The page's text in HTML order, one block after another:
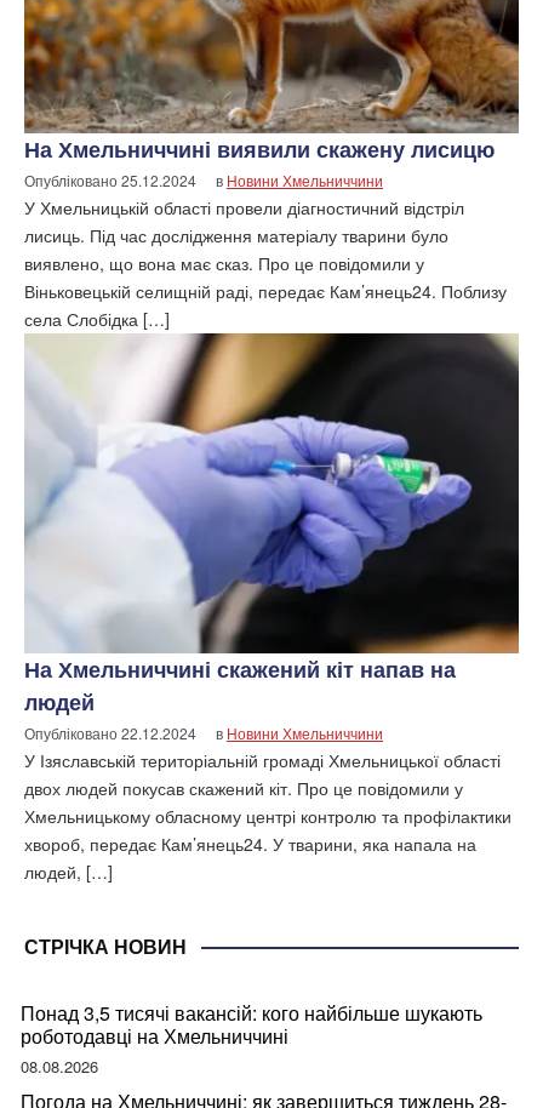
На Хмельниччині виявили скажену лисицю
Опубліковано25.12.2024 в Новини Хмельниччини
У Хмельницькій області провели діагностичний відстріл
лисиць. Під час дослідження матеріалу тварини було
виявлено, що вона має сказ. Про це повідомили у
Віньковецькій селищній раді, передає Кам’янець24. Поблизу
села Слобідка […]
На Хмельниччині скажений кіт напав на
людей
Опубліковано22.12.2024 в Новини Хмельниччини
У Ізяславській територіальній громаді Хмельницької області
двох людей покусав скажений кіт. Про це повідомили у
Хмельницькому обласному центрі контролю та профілактики
хвороб, передає Кам’янець24. У тварини, яка напала на
людей, […]
СТРІЧКА НОВИН
Понад 3,5 тисячі вакансій: кого найбільше шукають
роботодавці на Хмельниччині
08.08.2026
Погода на Хмельниччині: як завершиться тиждень 28-